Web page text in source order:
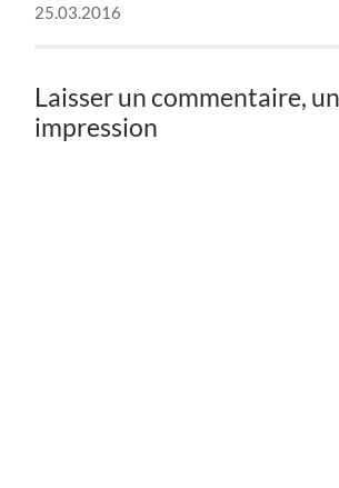
25.03.2016
Laisser un commentaire,
impression